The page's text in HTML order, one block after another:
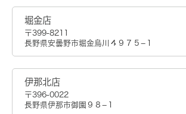
堀金店
〒399-8211
長野県安曇野市堀金烏川４９７５−１
伊那北店
〒396-0022
長野県伊那市御園９８−１